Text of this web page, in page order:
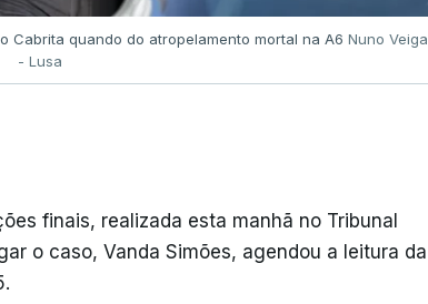
Cabrita quando do atropelamento mortal na A6 Nuno Veiga
- Lusa
finais, realizada esta manhã no Tribunal
o caso, Vanda Simões, agendou a leitura da